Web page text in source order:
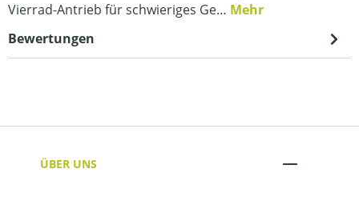
Vierrad-Antrieb für schwieriges Ge… Mehr
Bewertungen
ÜBER UNS